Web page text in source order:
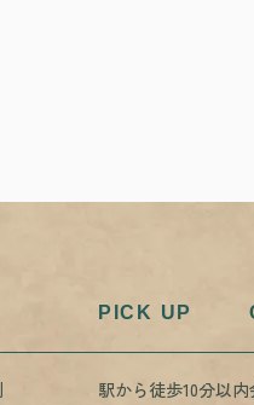
PICK UP
駅から徒歩10分以内